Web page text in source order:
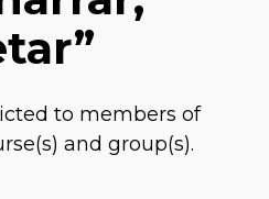
to members of
and group(s).